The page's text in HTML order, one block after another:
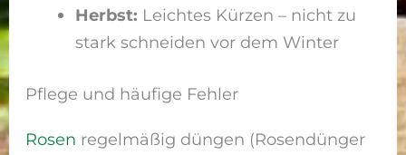
Herbst: Leichtes Kürzen – nicht zu
stark schneiden vor dem Winter
Pflege und häufige Fehler
Rosen regelmäßig düngen (Rosendünger